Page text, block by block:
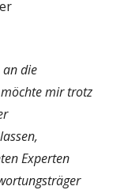
an die
mir trotz
Experten